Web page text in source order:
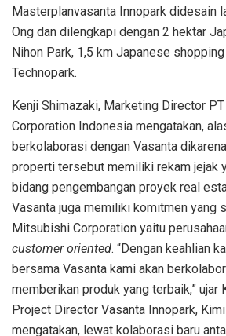
Masterplanvasanta Innopark didesain
Ong dan dilengkapi dengan 2 hektar
Nihon Park, 1,5 km Japanese
Technopark.
Kenji Shimazaki, Marketing Director
Corporation Indonesia mengatakan,
berkolaborasi dengan Vasanta
properti tersebut memiliki rekam jejak
bidang pengembangan proyek real
Vasanta juga memiliki komitmen yang
Mitsubishi Corporation yaitu
customer oriented. “Dengan keahlian
bersama Vasanta kami akan
memberikan produk yang terbaik,” ujar
Project Director Vasanta Innopark,
mengatakan, lewat kolaborasi baru